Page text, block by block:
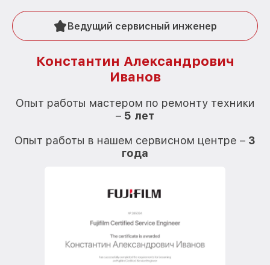
Ведущий сервисный инженер
Константин Александрович
Иванов
Опыт работы мастером по ремонту техники
– 5 лет
Опыт работы в нашем сервисном центре – 3
года